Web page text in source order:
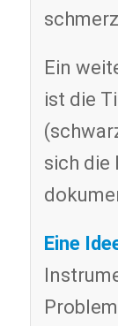
Ein
ist die
sich die
Eine